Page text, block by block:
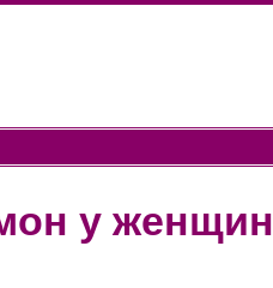
у женщин